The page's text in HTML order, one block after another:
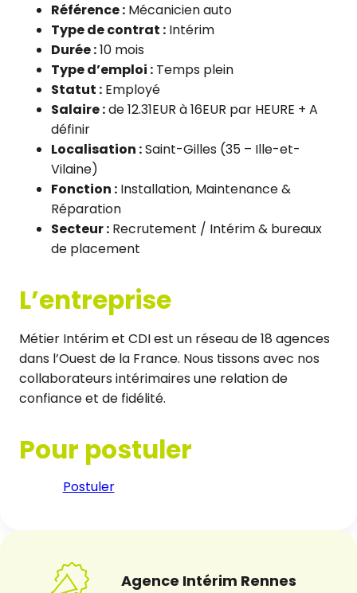
Référence : Mécanicien auto
Type de contrat : Intérim
Durée :10 mois
Type d’emploi : Temps plein
Statut : Employé
Salaire :de 12.31EUR à 16EUR par HEURE + A
définir
Localisation :Saint-Gilles (35 – Ille-et-
Vilaine)
Fonction : Installation, Maintenance &
Réparation
Secteur : Recrutement / Intérim & bureaux
de placement
L’entreprise
Métier Intérim et CDI est un réseau de 18 agences
dans l’Ouest de la France. Nous tissons avec nos
collaborateurs intérimaires une relation de
confiance et de fidélité.
Pour postuler
Postuler
Agence Intérim Rennes